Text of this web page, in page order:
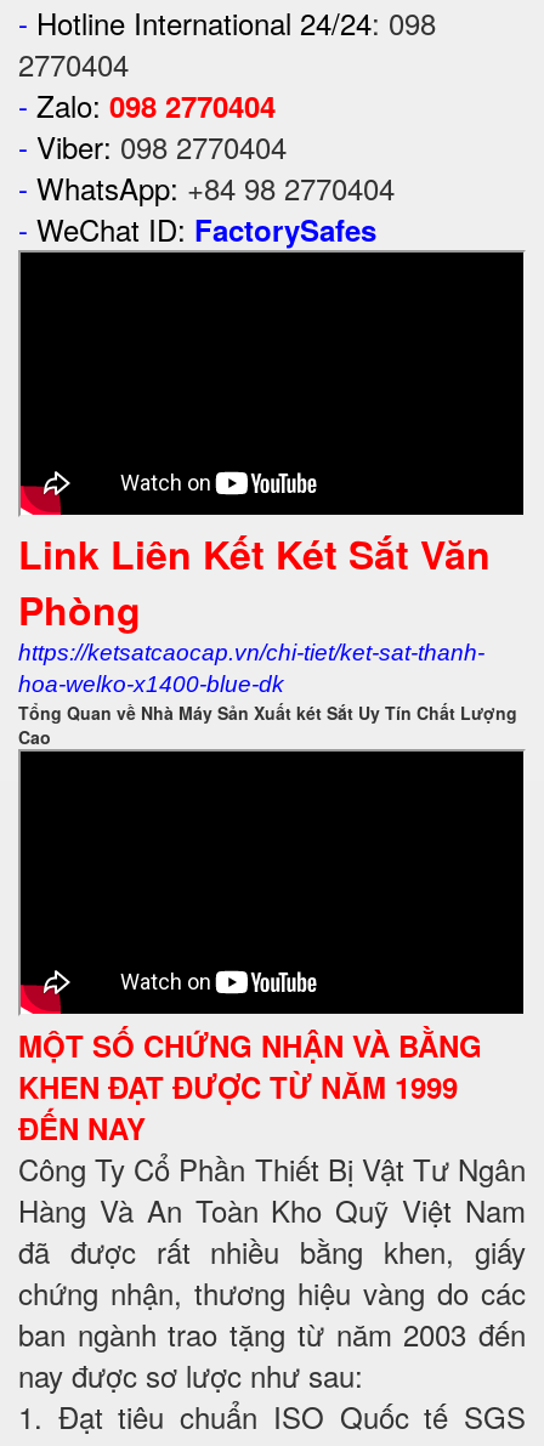
- Hotline International 24/24: 098
2770404
- Zalo: 098 2770404
- Viber: 098 2770404
- WhatsApp: +84 98 2770404
- WeChat ID: FactorySafes
Link Liên Kết Két Sắt Văn
Phòng
https://ketsatcaocap.vn/chi-tiet/ket-sat-thanh-
hoa-welko-x1400-blue-dk
Tổng Quan về Nhà Máy Sản Xuất két Sắt Uy Tín Chất Lượng
Cao
MỘT SỐ CHỨNG NHẬN VÀ BẰNG
KHEN ĐẠT ĐƯỢC TỪ NĂM 1999
ĐẾN NAY
Công Ty Cổ Phần Thiết Bị Vật Tư Ngân
Hàng Và An Toàn Kho Quỹ Việt Nam
đã được rất nhiều bằng khen, giấy
chứng nhận, thương hiệu vàng do các
ban ngành trao tặng từ năm 2003 đến
nay được sơ lược như sau:
1. Đạt tiêu chuẩn ISO Quốc tế SGS